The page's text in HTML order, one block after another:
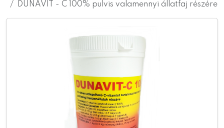
DUNAVIT - C 100% pulvis valamennyi állatfaj részére